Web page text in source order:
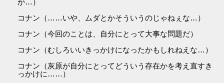
コナン（……いや、ムダとかそういうのじゃねぇな…）
コナン（今回のことは、自分にとって大事な問題だ）
コナン（むしろいいきっかけになったかもしれねえな…）
コナン（灰原が自分にとってどういう存在かを考え直すき
っかけに……）